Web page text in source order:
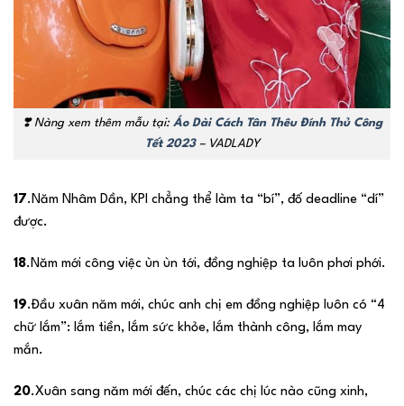
❣️ Nàng xem thêm mẫu tại: Áo Dài Cách Tân Thêu Đính Thủ Công
Tết 2023– VADLADY
17.Năm Nhâm Dần, KPI chẳng thể làm ta “bí”, đố deadline “dí”
được.
18.Năm mới công việc ùn ùn tới, đồng nghiệp ta luôn phơi phới.
19.Đầu xuân năm mới, chúc anh chị em đồng nghiệp luôn có “4
chữ lắm”: lắm tiền, lắm sức khỏe, lắm thành công, lắm may
mắn.
20.Xuân sang năm mới đến, chúc các chị lúc nào cũng xinh,